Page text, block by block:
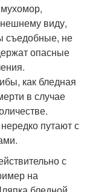
виду,
съедобные, не
опасные
как бледная
в случае
путают с
с
на